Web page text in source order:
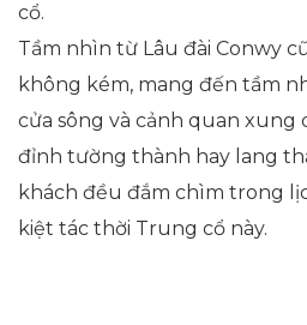
cổ.
Tầm nhìn từ Lâu đài Conwy
không kém, mang đến tầm
cửa sông và cảnh quan
đỉnh tường thành hay lang
khách đều đắm chìm trong
kiệt tác thời Trung cổ này.